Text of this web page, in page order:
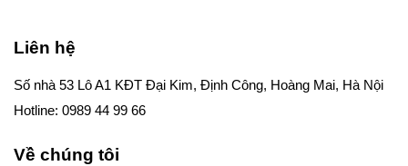
Liên hệ
Số nhà 53 Lô A1 KĐT Đại Kim, Định Công, Hoàng Mai, Hà Nội
Hotline: 0989 44 99 66
Về chúng tôi